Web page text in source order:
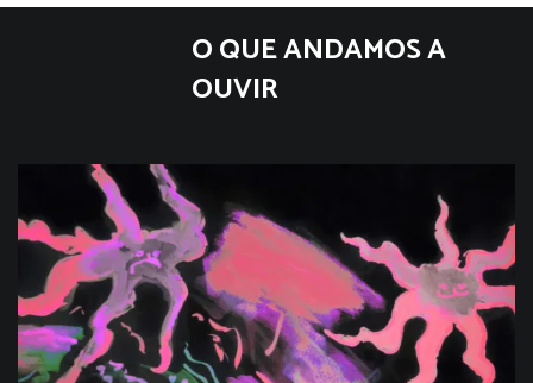
O QUE ANDAMOS A
OUVIR